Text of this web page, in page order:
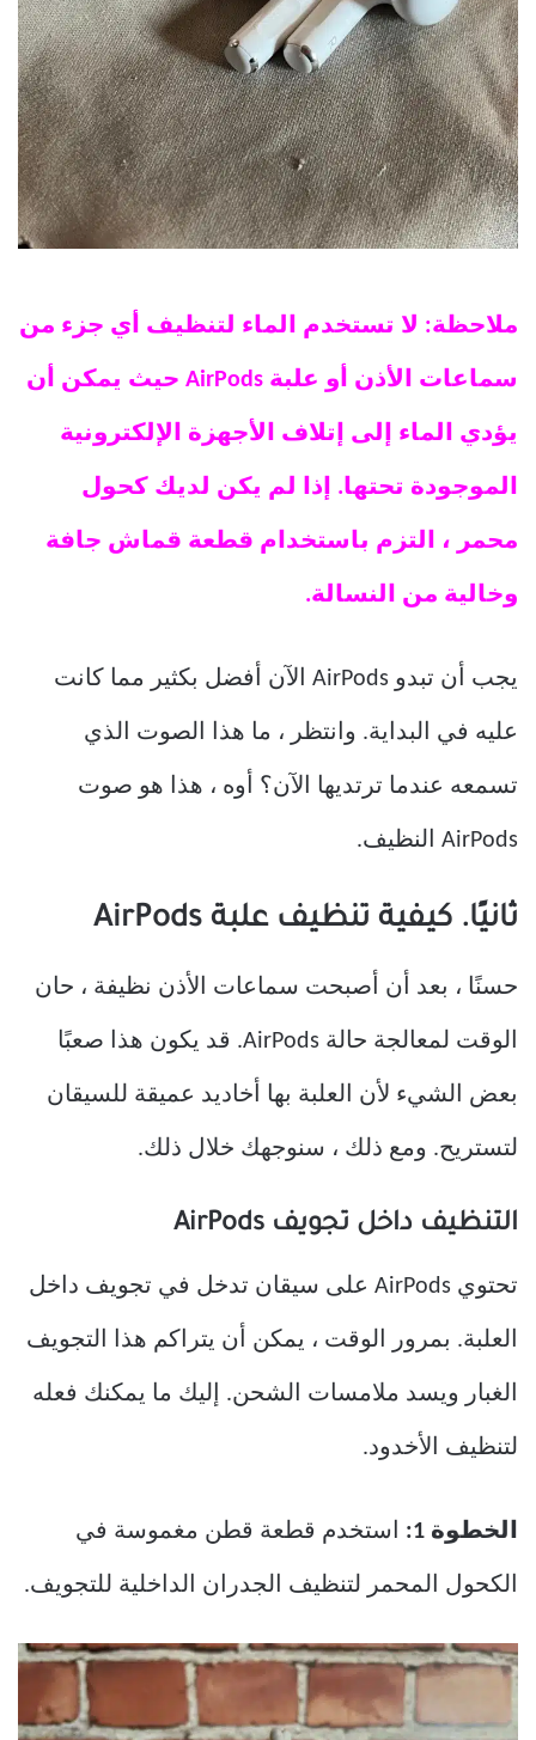
ملاحظة: لا تستخدم الماء لتنظيف أي جزء من
سماعات الأذن أو علبة AirPods حيث يمكن أن
يؤدي الماء إلى إتلاف الأجهزة الإلكترونية
الموجودة تحتها. إذا لم يكن لديك كحول
محمر ، التزم باستخدام قطعة قماش جافة
وخالية من النسالة.
يجب أن تبدو AirPods الآن أفضل بكثير مما كانت
عليه في البداية. وانتظر ، ما هذا الصوت الذي
تسمعه عندما ترتديها الآن؟ أوه ، هذا هو صوت
AirPods النظيف.
ثانيًا. كيفية تنظيف علبة AirPods
حسنًا ، بعد أن أصبحت سماعات الأذن نظيفة ، حان
الوقت لمعالجة حالة AirPods. قد يكون هذا صعبًا
بعض الشيء لأن العلبة بها أخاديد عميقة للسيقان
لتستريح. ومع ذلك ، سنوجهك خلال ذلك.
التنظيف داخل تجويف AirPods
تحتوي AirPods على سيقان تدخل في تجويف داخل
العلبة. بمرور الوقت ، يمكن أن يتراكم هذا التجويف
الغبار ويسد ملامسات الشحن. إليك ما يمكنك فعله
لتنظيف الأخدود.
الخطوة 1: استخدم قطعة قطن مغموسة في
الكحول المحمر لتنظيف الجدران الداخلية للتجويف.